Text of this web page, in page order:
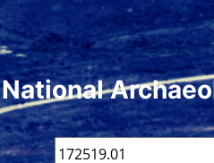
National